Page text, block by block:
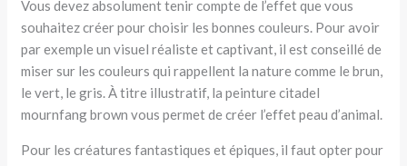
Vous devez absolument tenir compte de l’effet que vous
souhaitez créer pour choisir les bonnes couleurs. Pour avoir
par exemple un visuel réaliste et captivant, il est conseillé de
miser sur les couleurs qui rappellent la nature comme le brun,
le vert, le gris. À titre illustratif, la peinture citadel
mournfang brown vous permet de créer l’effet peau d’animal.
Pour les créatures fantastiques et épiques, il faut opter pour